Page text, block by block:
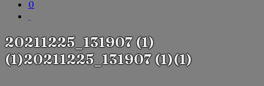
0
20211225_131907 (1)
(1)20211225_131907 (1)(1)